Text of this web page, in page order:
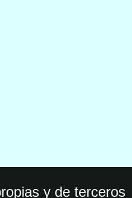
y de terceros